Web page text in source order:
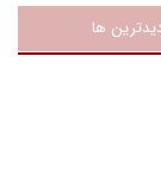
ها